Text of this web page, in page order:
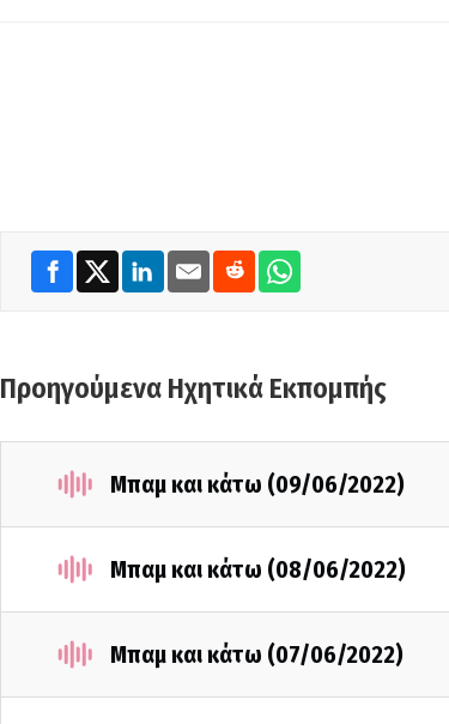
Προηγούμενα Ηχητικά Εκπομπής
Μπαμ και κάτω (09/06/2022)
Μπαμ και κάτω (08/06/2022)
Μπαμ και κάτω (07/06/2022)